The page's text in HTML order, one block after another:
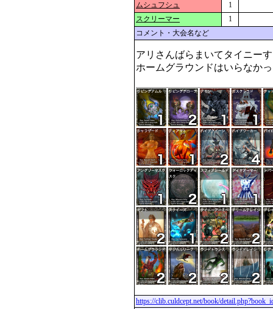
ムシュフシュ
1
スクリーマー
1
コメント・大会名など
アリさんばらまいてタイニー
ホームグラウンドはいらなか
https://clib.culdcept.net/book/